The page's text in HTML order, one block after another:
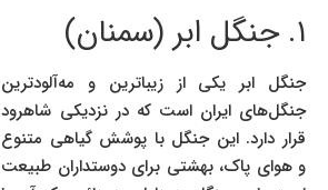
۱. جنگل ابر (سمنان)
جنگل ابر یکی از زیباترین و مه‌آلودترین
جنگل‌های ایران است که در نزدیکی شاهرود
قرار دارد. این جنگل با پوشش گیاهی متنوع
و هوای پاک، بهشتی برای دوستداران طبیعت